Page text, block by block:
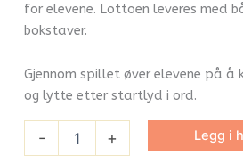
for elevene. Lottoen leveres med
bokstaver.
Gjennom spillet øver elevene på å
og lytte etter startlyd i ord.
- + Legg i